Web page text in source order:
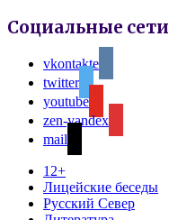
Социальные сети
vkontakte
twitter
youtube
zen-yandex
mail
12+
Лицейские беседы
Русский Север